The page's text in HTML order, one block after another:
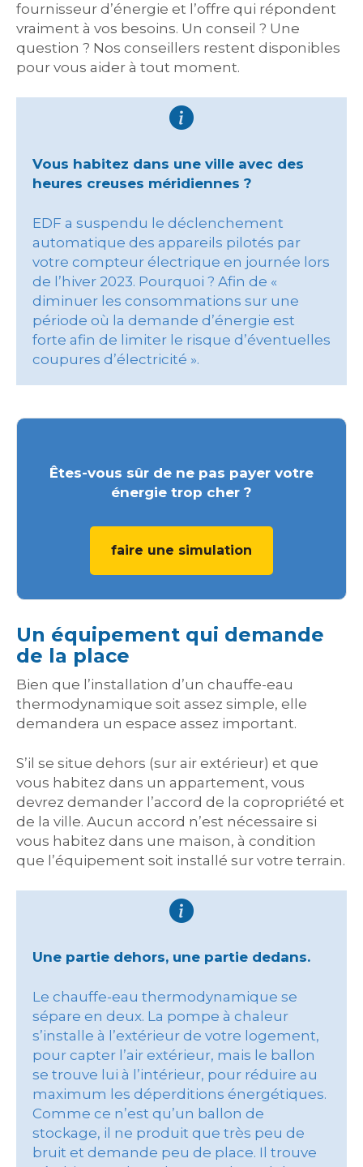
fournisseur d’énergie et l’offre qui répondent
vraiment à vos besoins. Un conseil ? Une
question ? Nos conseillers restent disponibles
pour vous aider à tout moment.
Vous habitez dans une ville avec des
heures creuses méridiennes ?
EDF a suspendu le déclenchement
automatique des appareils pilotés par
votre compteur électrique en journée lors
de l’hiver 2023. Pourquoi ? Afin de «
diminuer les consommations sur une
période où la demande d’énergie est
forte afin de limiter le risque d’éventuelles
coupures d’électricité ».
Êtes-vous sûr de ne pas payer votre
énergie trop cher ?
faire une simulation
Un équipement qui demande
de la place
Bien que l’installation d’un chauffe-eau
thermodynamique soit assez simple, elle
demandera un espace assez important.
S’il se situe dehors (sur air extérieur) et que
vous habitez dans un appartement, vous
devrez demander l’accord de la copropriété et
de la ville. Aucun accord n’est nécessaire si
vous habitez dans une maison, à condition
que l’équipement soit installé sur votre terrain.
Une partie dehors, une partie dedans.
Le chauffe-eau thermodynamique se
sépare en deux. La pompe à chaleur
s’installe à l’extérieur de votre logement,
pour capter l’air extérieur, mais le ballon
se trouve lui à l’intérieur, pour réduire au
maximum les déperditions énergétiques.
Comme ce n’est qu’un ballon de
stockage, il ne produit que très peu de
bruit et demande peu de place. Il trouve